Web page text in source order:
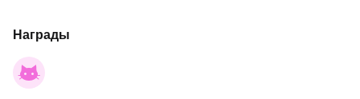
Награды